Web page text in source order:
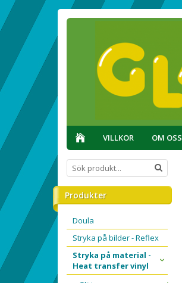
VILLKOR OM OSS
Produkter
Doula
Stryka på bilder - Reflex
Stryka på material -
Heat transfer vinyl